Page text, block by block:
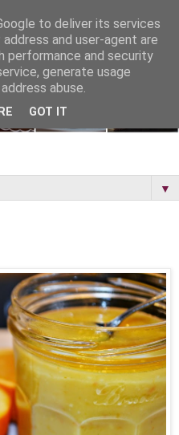
▼
to deliver its services
and user-agent are
performance and security
generate usage
abuse.
GOT IT